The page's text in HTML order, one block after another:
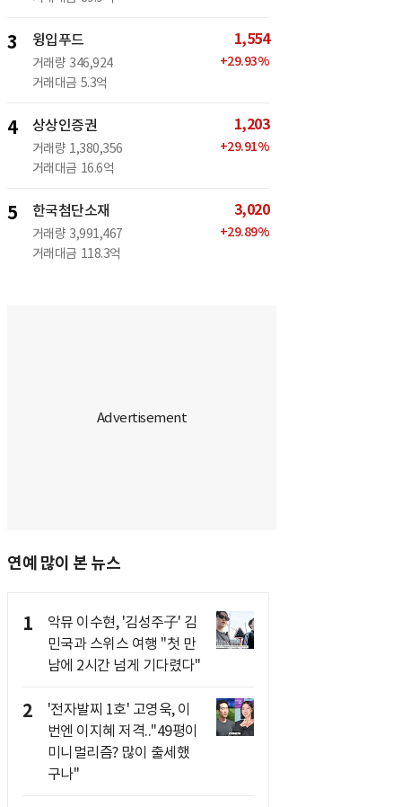
3 윙입푸드
거래량 346,924
거래대금 5.3억
1,554
+29.93%
4 상상인증권
거래량 1,380,356
거래대금 16.6억
1,203
+29.91%
5 한국첨단소재
거래량 3,991,467
거래대금 118.3억
3,020
+29.89%
연예 많이 본 뉴스
1
악뮤 이수현, '김성주子' 김
민국과 스위스 여행 "첫 만
남에 2시간 넘게 기다렸다"
2
'전자발찌 1호' 고영욱, 이
번엔 이지혜 저격.."49평이
미니멀리즘? 많이 출세했
구나"